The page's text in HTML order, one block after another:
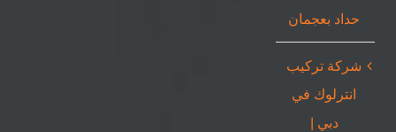
حداد بعجمان
شركة تركيب
انترلوك في
دبي |